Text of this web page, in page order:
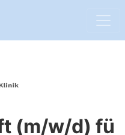
(m/w/d) fü